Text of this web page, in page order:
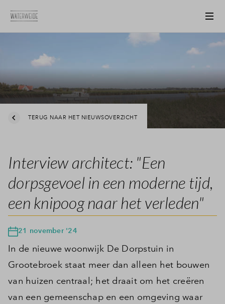
TERUG NAAR HET NIEUWSOVERZICHT
Interview architect: "Een
dorpsgevoel in een moderne tijd,
een knipoog naar het verleden"
21 november '24
In de nieuwe woonwijk De Dorpstuin in
Grootebroek staat meer dan alleen het bouwen
van huizen centraal; het draait om het creëren
van een gemeenschap en een omgeving waar